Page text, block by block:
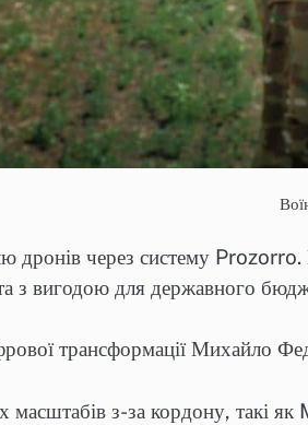
дронів через систему
з вигодою для державного
трансформації Михайло
масштабів з-за кордону,